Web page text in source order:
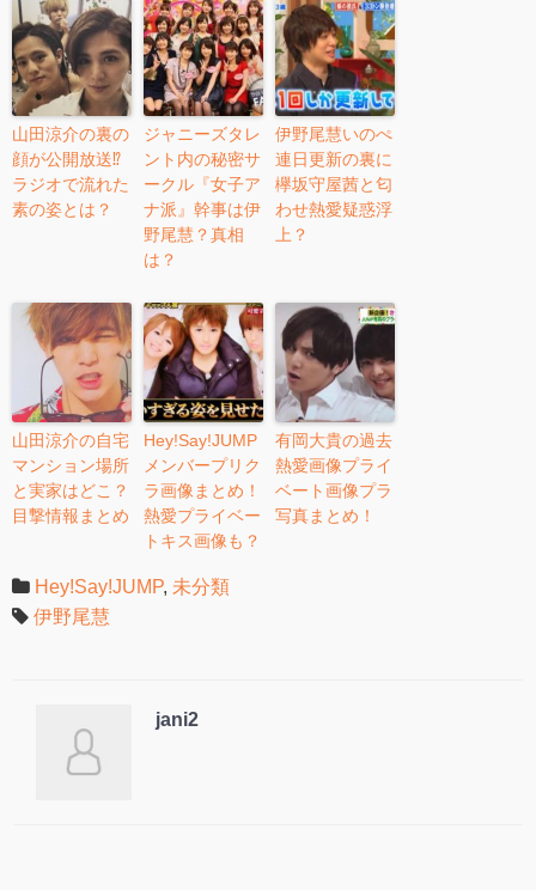
山田涼介の裏の
顔が公開放送⁉︎
ラジオで流れた
素の姿とは？
ジャニーズタレ
ント内の秘密サ
ークル『女子ア
ナ派』幹事は伊
野尾慧？真相
は？
伊野尾慧いのぺ
連日更新の裏に
欅坂守屋茜と匂
わせ熱愛疑惑浮
上？
山田涼介の自宅
マンション場所
と実家はどこ？
目撃情報まとめ
Hey!Say!JUMP
メンバープリク
ラ画像まとめ！
熱愛プライベー
トキス画像も？
有岡大貴の過去
熱愛画像プライ
ベート画像プラ
写真まとめ！
Hey!Say!JUMP, 未分類
伊野尾慧
jani2